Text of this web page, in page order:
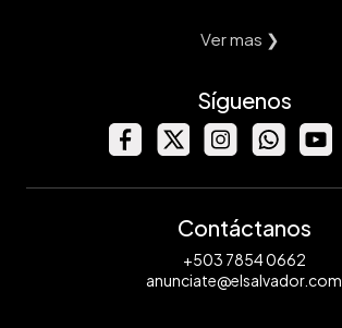
Ver mas ❯
Síguenos
Contáctanos
+503 7854 0662
anunciate@elsalvador.com